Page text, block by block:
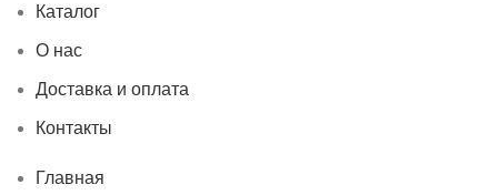
Каталог
О нас
Доставка и оплата
Контакты
Главная